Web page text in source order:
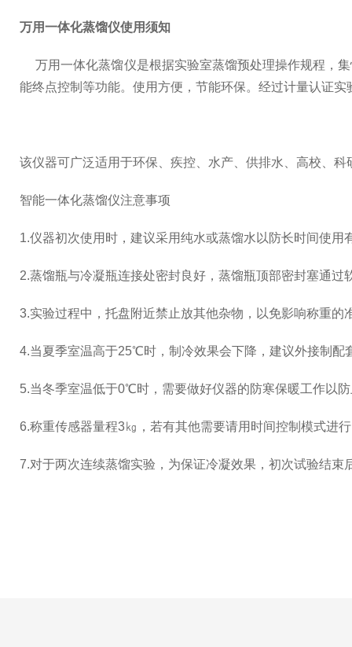
万用一体化蒸馏仪使用须知
万用一体化蒸馏仪是根据实验室蒸馏预处理操作规程，
能终点控制等功能。使用方便，节能环保。经过计量认证
该仪器可广泛适用于环保、疾控、水产、供排水、高校、
智能一体化蒸馏仪注意事项
1.仪器初次使用时，建议采用纯水或蒸馏水以防长时间使
2.蒸馏瓶与冷凝瓶连接处密封良好，蒸馏瓶顶部密封塞通过
3.实验过程中，托盘附近禁止放其他杂物，以免影响称重的
4.当夏季室温高于25℃时，制冷效果会下降，建议外接制配
5.当冬季室温低于0℃时，需要做好仪器的防寒保暖工作以
6.称重传感器量程3㎏，若有其他需要请用时间控制模式进
7.对于两次连续蒸馏实验，为保证冷凝效果，初次试验结束